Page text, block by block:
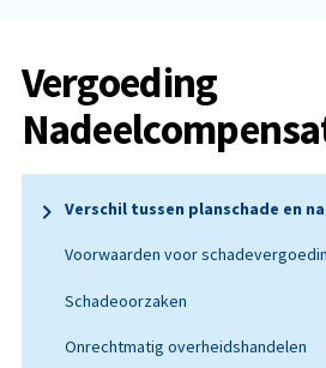
Vergoeding
Verschil tussen planschade en
Voorwaarden voor
Schadeoorzaken
Onrechtmatig overheidshandelen